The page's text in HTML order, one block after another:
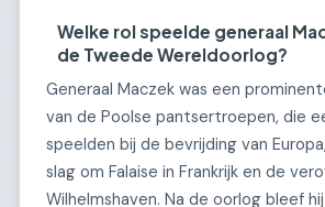
Welke rol speelde generaal
de Tweede Wereldoorlog?
Generaal Maczek was een
van de Poolse pantsertroepen, die
speelden bij de bevrijding van
slag om Falaise in Frankrijk en de
Wilhelmshaven. Na de oorlog bleef